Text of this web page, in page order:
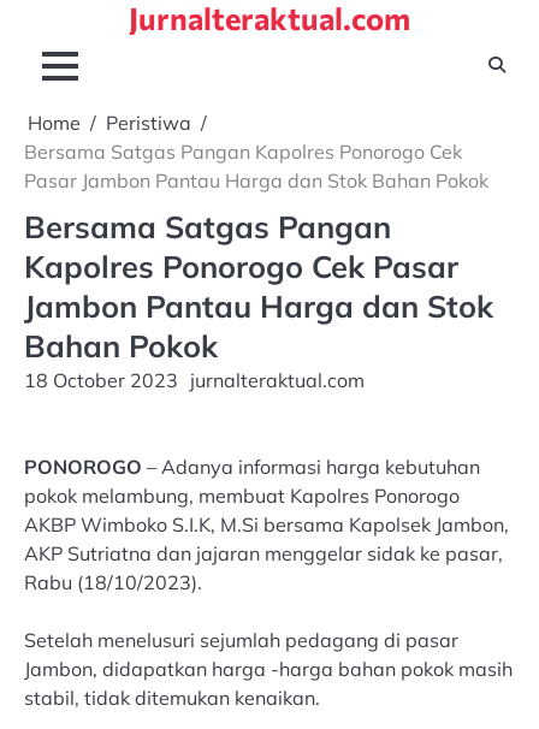
content
Jurnalteraktual.com
Home
Peristiwa
Bersama Satgas Pangan Kapolres Ponorogo Cek
Pasar Jambon Pantau Harga dan Stok Bahan Pokok
Bersama Satgas Pangan
Kapolres Ponorogo Cek Pasar
Jambon Pantau Harga dan Stok
Bahan Pokok
18 October 2023 jurnalteraktual.com
PONOROGO – Adanya informasi harga kebutuhan
pokok melambung, membuat Kapolres Ponorogo
AKBP Wimboko S.I.K, M.Si bersama Kapolsek Jambon,
AKP Sutriatna dan jajaran menggelar sidak ke pasar,
Rabu (18/10/2023).
Setelah menelusuri sejumlah pedagang di pasar
Jambon, didapatkan harga -harga bahan pokok masih
stabil, tidak ditemukan kenaikan.